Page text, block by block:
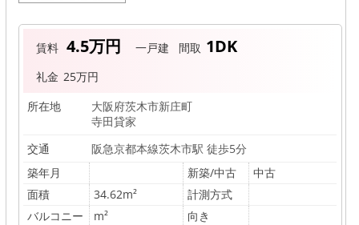
ウ
エ
賃料 4.5万円 一戸建 間取 1DK
礼金 25万円
所在地
大阪府茨木市新庄町
寺田貸家
交通
阪急京都本線茨木市駅 徒歩5分
築年月
新築/中古
中古
面積
34.62m²
計測方式
バルコニー
m²
向き